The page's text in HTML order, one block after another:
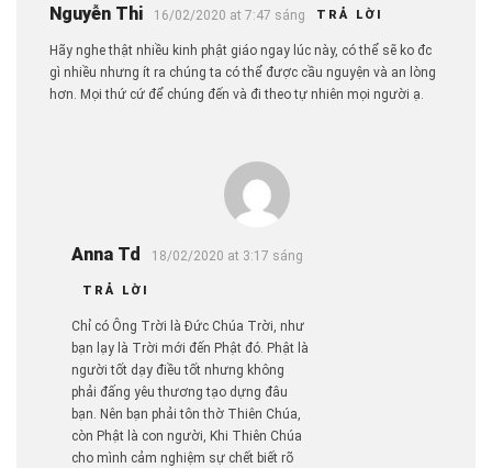
Nguyễn Thi 16/02/2020 at 7:47 sáng TRẢ LỜI
Hãy nghe thật nhiều kinh phật giáo ngay lúc này, có thể sẽ ko đc
gì nhiều nhưng ít ra chúng ta có thể được cầu nguyện và an lòng
hơn. Mọi thứ cứ để chúng đến và đi theo tự nhiên mọi người ạ.
Anna Td 18/02/2020 at 3:17 sáng
TRẢ LỜI
Chỉ có Ông Trời là Đức Chúa Trời, như
bạn lạy là Trời mới đến Phật đó. Phật là
người tốt dạy điều tốt nhưng không
phải đấng yêu thương tạo dựng đâu
bạn. Nên bạn phải tôn thờ Thiên Chúa,
còn Phật là con người, Khi Thiên Chúa
cho mình cảm nghiệm sự chết biết rõ